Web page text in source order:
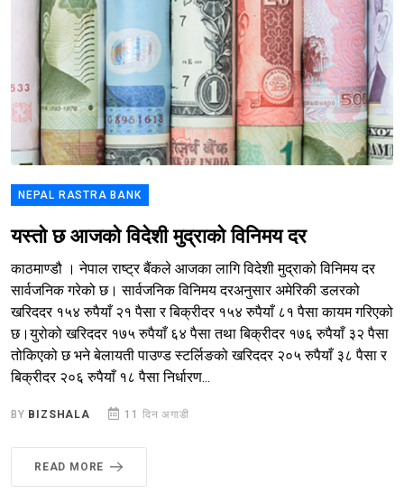
NEPAL RASTRA BANK
यस्तो छ आजको विदेशी मुद्राको विनिमय दर
काठमाण्डौ । नेपाल राष्ट्र बैंकले आजका लागि विदेशी मुद्राको विनिमय दर
सार्वजनिक गरेको छ। सार्वजनिक विनिमय दरअनुसार अमेरिकी डलरको
खरिददर १५४ रुपैयाँ २१ पैसा र बिक्रीदर १५४ रुपैयाँ ८१ पैसा कायम गरिएको
छ।युरोको खरिददर १७५ रुपैयाँ ६४ पैसा तथा बिक्रीदर १७६ रुपैयाँ ३२ पैसा
तोकिएको छ भने बेलायती पाउण्ड स्टर्लिङको खरिददर २०५ रुपैयाँ ३८ पैसा र
बिक्रीदर २०६ रुपैयाँ १८ पैसा निर्धारण...
BY BIZSHALA 11 दिन अगाडी
READ MORE